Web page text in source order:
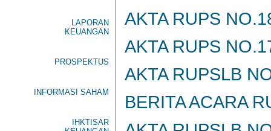
LAPORAN
KEUANGAN
PROSPEKTUS
INFORMASI SAHAM
IHKTISAR
AKTA RUPS
AKTA RUPS
AKTA RUPSLB
BERITA ACARA